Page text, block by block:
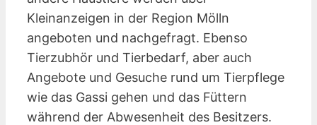
Kleinanzeigen in der Region Mölln
angeboten und nachgefragt. Ebenso
Tierzubhör und Tierbedarf, aber auch
Angebote und Gesuche rund um Tierpflege
wie das Gassi gehen und das Füttern
während der Abwesenheit des Besitzers.